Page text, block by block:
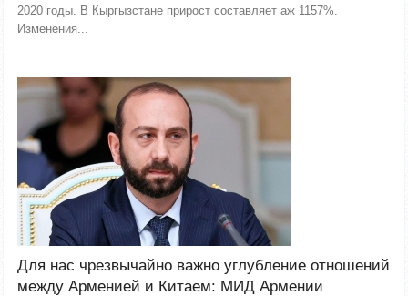
2020 годы. В Кыргызстане прирост составляет аж 1157%.
Изменения...
Для нас чрезвычайно важно углубление отношений
между Арменией и Китаем: МИД Армении